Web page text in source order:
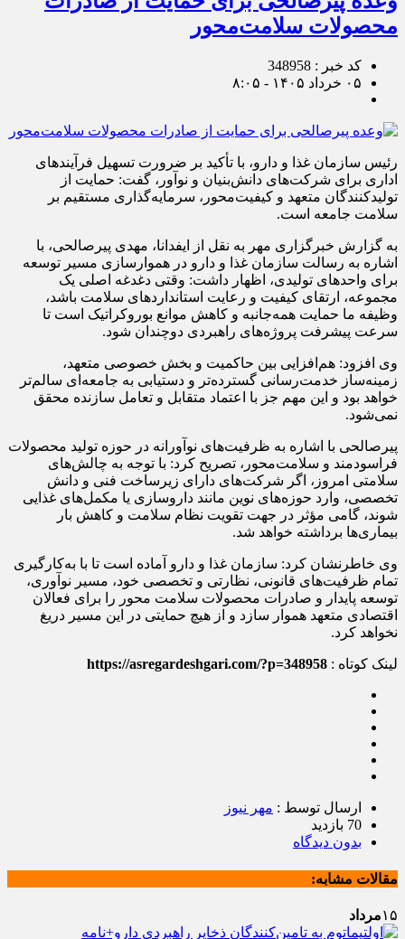
محصولات سلامت‌محور
کد خبر : 348958
۰۵ خرداد ۱۴۰۵ - ۸:۰۵
رئیس سازمان غذا و دارو، با تأکید بر ضرورت تسهیل فرآیندهای
اداری برای شرکت‌های دانش‌بنیان و نوآور، گفت: حمایت از
تولیدکنندگان متعهد و کیفیت‌محور، سرمایه‌گذاری مستقیم بر
سلامت جامعه است.
به گزارش خبرگزاری مهر به نقل از ایفدانا، مهدی پیرصالحی، با
اشاره به رسالت سازمان غذا و دارو در هموارسازی مسیر توسعه
برای واحدهای تولیدی، اظهار داشت: وقتی دغدغه اصلی یک
مجموعه، ارتقای کیفیت و رعایت استانداردهای سلامت باشد،
وظیفه ما حمایت همه‌جانبه و کاهش موانع بوروکراتیک است تا
سرعت پیشرفت پروژه‌های راهبردی دوچندان شود.
وی افزود: هم‌افزایی بین حاکمیت و بخش خصوصی متعهد،
زمینه‌ساز خدمت‌رسانی گسترده‌تر و دستیابی به جامعه‌ای سالم‌تر
خواهد بود و این مهم جز با اعتماد متقابل و تعامل سازنده محقق
نمی‌شود.
پیرصالحی با اشاره به ظرفیت‌های نوآورانه در حوزه تولید محصولات
فراسودمند و سلامت‌محور، تصریح کرد: با توجه به چالش‌های
سلامتی امروز، اگر شرکت‌های دارای زیرساخت فنی و دانش
تخصصی، وارد حوزه‌های نوین مانند داروسازی یا مکمل‌های غذایی
شوند، گامی مؤثر در جهت تقویت نظام سلامت و کاهش بار
بیماری‌ها برداشته خواهد شد.
وی خاطرنشان کرد: سازمان غذا و دارو آماده است تا با به‌کارگیری
تمام ظرفیت‌های قانونی، نظارتی و تخصصی خود، مسیر نوآوری،
توسعه پایدار و صادرات محصولات سلامت‌ محور را برای فعالان
اقتصادی متعهد هموار سازد و از هیچ حمایتی در این مسیر دریغ
نخواهد کرد.
لینک کوتاه : https://asregardeshgari.com/?p=348958
ارسال توسط : مهر نیوز
70 بازدید
بدون دیدگاه
مقالات مشابه:
۱۵مرداد